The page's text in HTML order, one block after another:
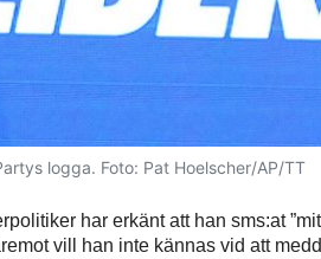
logga. Foto: Pat Hoelscher/AP/TT
har erkänt att han sms:at
vill han inte kännas vid att